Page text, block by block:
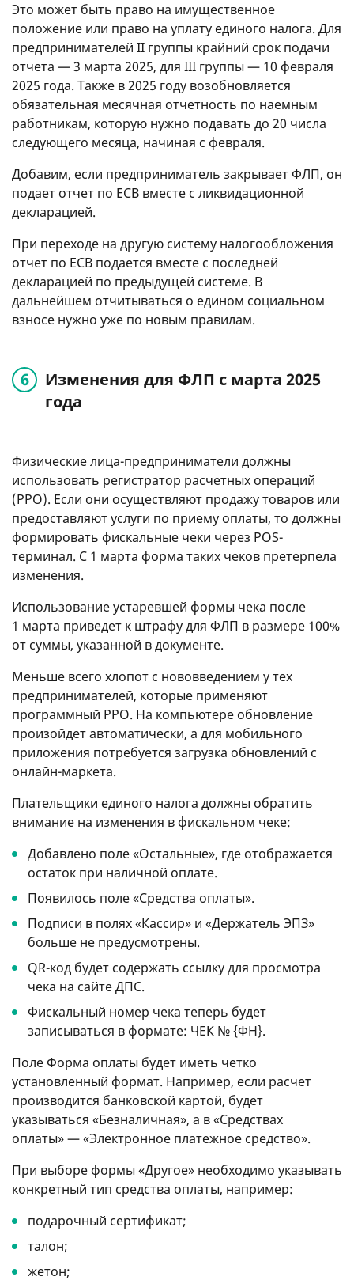
Это может быть право на имущественное
положение или право на уплату единого налога. Для
предпринимателей II группы крайний срок подачи
отчета — 3 марта 2025, для III группы — 10 февраля
2025 года. Также в 2025 году возобновляется
обязательная месячная отчетность по наемным
работникам, которую нужно подавать до 20 числа
следующего месяца, начиная с февраля.
Добавим, если предприниматель закрывает ФЛП, он
подает отчет по ЕСВ вместе с ликвидационной
декларацией.
При переходе на другую систему налогообложения
отчет по ЕСВ подается вместе с последней
декларацией по предыдущей системе. В
дальнейшем отчитываться о едином социальном
взносе нужно уже по новым правилам.
Изменения для ФЛП с марта 2025
года
Физические лица-предприниматели должны
использовать регистратор расчетных операций
(РРО). Если они осуществляют продажу товаров или
предоставляют услуги по приему оплаты, то должны
формировать фискальные чеки через POS-
терминал. С 1 марта форма таких чеков претерпела
изменения.
Использование устаревшей формы чека после
1 марта приведет к штрафу для ФЛП в размере 100%
от суммы, указанной в документе.
Меньше всего хлопот с нововведением у тех
предпринимателей, которые применяют
программный РРО. На компьютере обновление
произойдет автоматически, а для мобильного
приложения потребуется загрузка обновлений с
онлайн-маркета.
Плательщики единого налога должны обратить
внимание на изменения в фискальном чеке:
Добавлено ​​поле «Остальные», где отображается
остаток при наличной оплате.
Появилось поле «Средства оплаты».
Подписи в полях «Кассир» и «Держатель ЭПЗ»
больше не предусмотрены.
QR-код будет содержать ссылку для просмотра
чека на сайте ДПС.
Фискальный номер чека теперь будет
записываться в формате: ЧЕК № {ФН}.
Поле Форма оплаты будет иметь четко
установленный формат. Например, если расчет
производится банковской картой, будет
указываться «Безналичная», а в «Средствах
оплаты» — «Электронное платежное средство».
При выборе формы «Другое» необходимо указывать
конкретный тип средства оплаты, например:
подарочный сертификат;
талон;
жетон;